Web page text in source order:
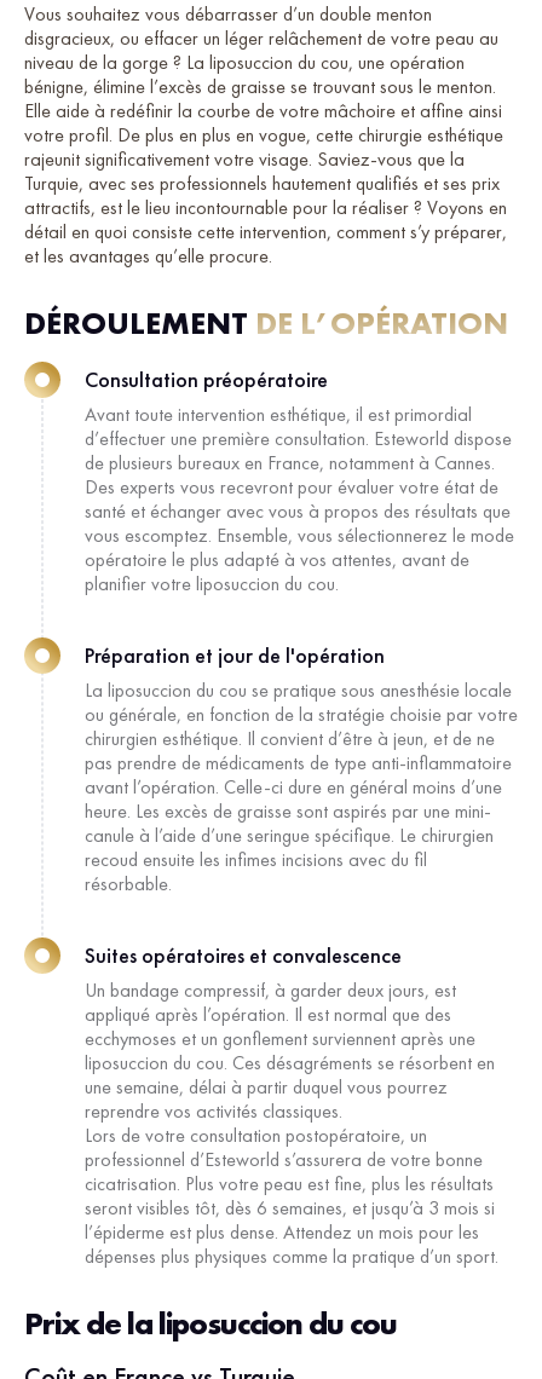
Vous souhaitez vous débarrasser d’un double menton
disgracieux, ou effacer un léger relâchement de votre peau au
niveau de la gorge ? La liposuccion du cou, une opération
bénigne, élimine l’excès de graisse se trouvant sous le menton.
Elle aide à redéfinir la courbe de votre mâchoire et affine ainsi
votre profil. De plus en plus en vogue, cette chirurgie esthétique
rajeunit significativement votre visage. Saviez-vous que la
Turquie, avec ses professionnels hautement qualifiés et ses prix
attractifs, est le lieu incontournable pour la réaliser ? Voyons en
détail en quoi consiste cette intervention, comment s’y préparer,
et les avantages qu’elle procure.
DÉROULEMENT DE L’OPÉRATION
Consultation préopératoire
Avant toute intervention esthétique, il est primordial
d’effectuer une première consultation. Esteworld dispose
de plusieurs bureaux en France, notamment à Cannes.
Des experts vous recevront pour évaluer votre état de
santé et échanger avec vous à propos des résultats que
vous escomptez. Ensemble, vous sélectionnerez le mode
opératoire le plus adapté à vos attentes, avant de
planifier votre liposuccion du cou.
Préparation et jour de l'opération
La liposuccion du cou se pratique sous anesthésie locale
ou générale, en fonction de la stratégie choisie par votre
chirurgien esthétique. Il convient d’être à jeun, et de ne
pas prendre de médicaments de type anti-inflammatoire
avant l’opération. Celle-ci dure en général moins d’une
heure. Les excès de graisse sont aspirés par une mini-
canule à l’aide d’une seringue spécifique. Le chirurgien
recoud ensuite les infimes incisions avec du fil
résorbable.
Suites opératoires et convalescence
Un bandage compressif, à garder deux jours, est
appliqué après l’opération. Il est normal que des
ecchymoses et un gonflement surviennent après une
liposuccion du cou. Ces désagréments se résorbent en
une semaine, délai à partir duquel vous pourrez
reprendre vos activités classiques.
Lors de votre consultation postopératoire, un
professionnel d’Esteworld s’assurera de votre bonne
cicatrisation. Plus votre peau est fine, plus les résultats
seront visibles tôt, dès 6 semaines, et jusqu’à 3 mois si
l’épiderme est plus dense. Attendez un mois pour les
dépenses plus physiques comme la pratique d’un sport.
Prix de la liposuccion du cou